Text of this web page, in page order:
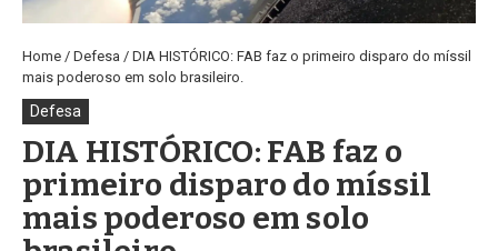
Home / Defesa / DIA HISTÓRICO: FAB faz o primeiro disparo do míssil
mais poderoso em solo brasileiro.
Defesa
DIA HISTÓRICO: FAB faz o
primeiro disparo do míssil
mais poderoso em solo